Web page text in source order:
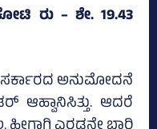
ರು – ಶೇ. 19.43
ಸರ್ಕಾರದ ಅನುಮೋದನೆ
ಆಹ್ವಾನಿಸಿತ್ತು. ಆದರೆ